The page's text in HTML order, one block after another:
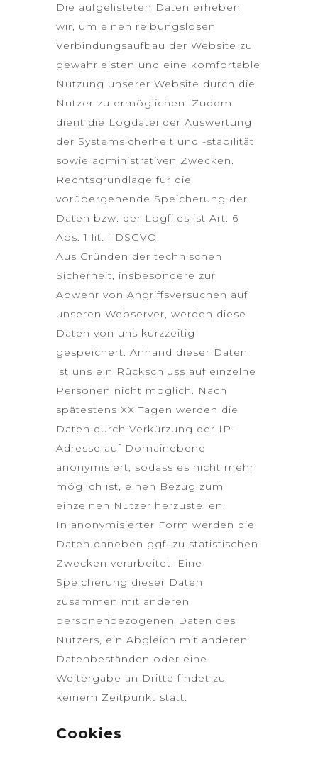
Die aufgelisteten Daten erheben
wir, um einen reibungslosen
Verbindungsaufbau der Website zu
gewährleisten und eine komfortable
Nutzung unserer Website durch die
Nutzer zu ermöglichen. Zudem
dient die Logdatei der Auswertung
der Systemsicherheit und -stabilität
sowie administrativen Zwecken.
Rechtsgrundlage für die
vorübergehende Speicherung der
Daten bzw. der Logfiles ist Art. 6
Abs. 1 lit. f DSGVO.
Aus Gründen der technischen
Sicherheit, insbesondere zur
Abwehr von Angriffsversuchen auf
unseren Webserver, werden diese
Daten von uns kurzzeitig
gespeichert. Anhand dieser Daten
ist uns ein Rückschluss auf einzelne
Personen nicht möglich. Nach
spätestens XX Tagen werden die
Daten durch Verkürzung der IP-
Adresse auf Domainebene
anonymisiert, sodass es nicht mehr
möglich ist, einen Bezug zum
einzelnen Nutzer herzustellen.
In anonymisierter Form werden die
Daten daneben ggf. zu statistischen
Zwecken verarbeitet. Eine
Speicherung dieser Daten
zusammen mit anderen
personenbezogenen Daten des
Nutzers, ein Abgleich mit anderen
Datenbeständen oder eine
Weitergabe an Dritte findet zu
keinem Zeitpunkt statt.
Cookies